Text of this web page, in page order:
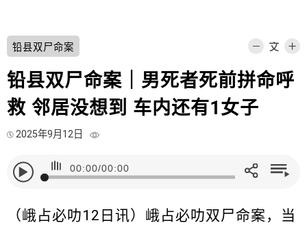
铅县双尸命案
铅县双尸命案｜男死者死前拼命呼
救 邻居没想到 车内还有1女子
2025年9月12日
00:00/00:00
（峨占必叻12日讯）峨占必叻双尸命案，当